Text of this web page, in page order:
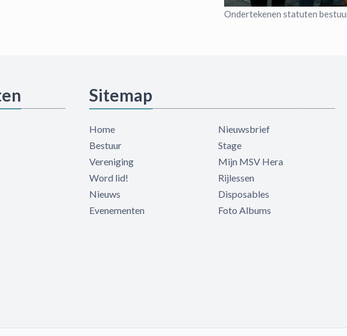
Ondertekenen statuten
Sitemap
Home
Bestuur
Vereniging
Word lid!
Nieuws
Evenementen
Nieuwsbrief
Stage
Mijn MSV Hera
Rijlessen
Disposables
Foto Albums